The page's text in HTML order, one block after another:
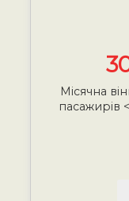
Місячна
пасажирів